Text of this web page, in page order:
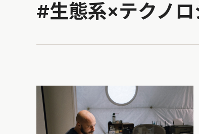
#生態系×テクノロ